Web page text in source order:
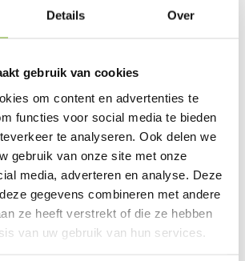
Details Over
gebruik van cookies
om content en advertenties te
functies voor social media te bieden
te analyseren. Ook delen we
gebruik van onze site met onze
media, adverteren en analyse. Deze
gegevens combineren met andere
ze heeft verstrekt of die ze hebben
van uw gebruik van hun services.